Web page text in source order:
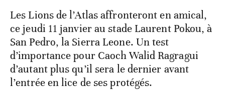
Les Lions de l’Atlas affronteront en amical,
ce jeudi 11 janvier au stade Laurent Pokou, à
San Pedro, la Sierra Leone. Un test
d’importance pour Caoch Walid Ragragui
d’autant plus qu’il sera le dernier avant
l’entrée en lice de ses protégés.